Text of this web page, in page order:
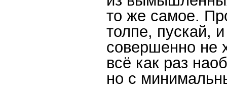
то же самое.
толпе, пускай,
совершенно не
всё как раз
но с